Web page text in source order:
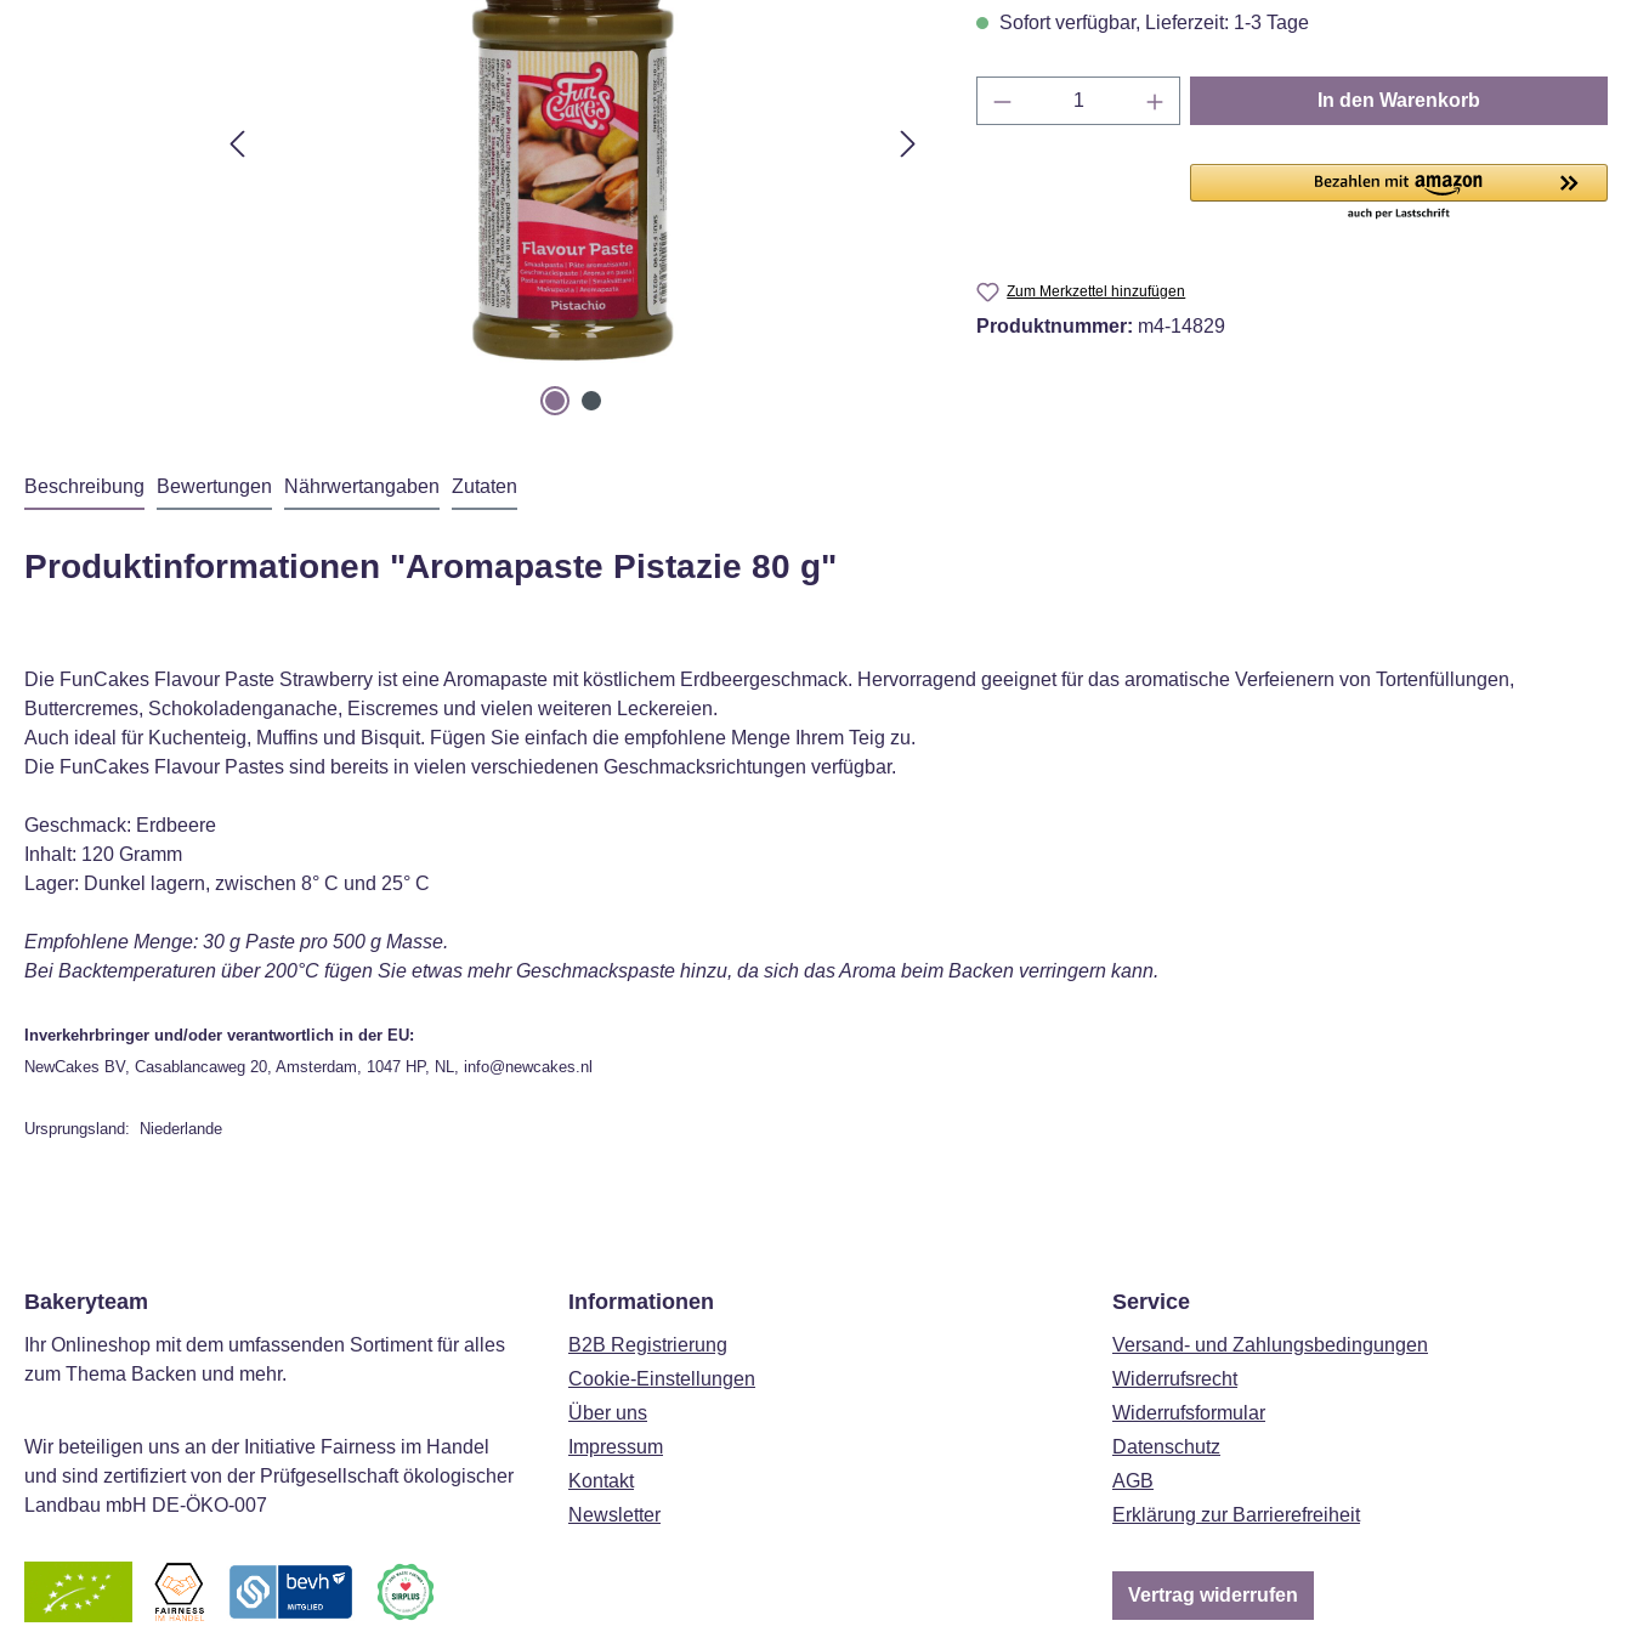
Sofort verfügbar, Lieferzeit: 1-3 Tage
Produkt Anzahl: Gib den gewünschten Wert ein
In den Warenkorb
Zum Merkzettel hinzufügen
Produktnummer: m4-14829
Beschreibung Bewertungen Nährwertangaben Zutaten
Produktinformationen "Aromapaste Pistazie 80 g"
Die FunCakes Flavour Paste Strawberry ist eine Aromapaste mit köstlichem Erdbeergeschmack. Hervorragend geeignet für das aromatische Verfeienern von Tortenfüllungen,
Buttercremes, Schokoladenganache, Eiscremes und vielen weiteren Leckereien.
Auch ideal für Kuchenteig, Muffins und Bisquit. Fügen Sie einfach die empfohlene Menge Ihrem Teig zu.
Die FunCakes Flavour Pastes sind bereits in vielen verschiedenen Geschmacksrichtungen verfügbar.
Geschmack: Erdbeere
Inhalt: 120 Gramm
Lager: Dunkel lagern, zwischen 8° C und 25° C
Empfohlene Menge: 30 g Paste pro 500 g Masse.
Bei Backtemperaturen über 200°C fügen Sie etwas mehr Geschmackspaste hinzu, da sich das Aroma beim Backen verringern kann.
Inverkehrbringer und/oder verantwortlich in der EU:
NewCakes BV, Casablancaweg 20, Amsterdam, 1047 HP, NL, info@newcakes.nl
Ursprungsland: Niederlande
Bakeryteam
Ihr Onlineshop mit dem umfassenden Sortiment für alles
zum Thema Backen und mehr.
Wir beteiligen uns an der Initiative Fairness im Handel
und sind zertifiziert von der Prüfgesellschaft ökologischer
Landbau mbH DE-ÖKO-007
Informationen
B2B Registrierung
Cookie-Einstellungen
Über uns
Impressum
Kontakt
Newsletter
Service
Versand- und Zahlungsbedingungen
Widerrufsrecht
Widerrufsformular
Datenschutz
AGB
Erklärung zur Barrierefreiheit
Vertrag widerrufen